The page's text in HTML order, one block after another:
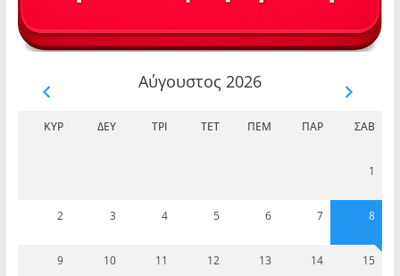
Αύγουστος 2026
ΚΥΡ ΔΕΥ ΤΡΊ ΤΕΤ ΠΈΜ ΠΑΡ ΣΆΒ
1
2 3 4 5 6 7 8
9 10 11 12 13 14 15